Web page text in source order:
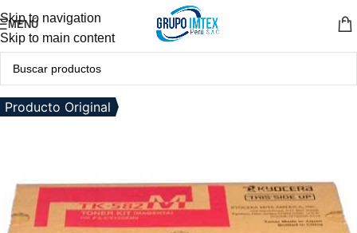
Skip to navigation
Skip to main content
MENÚ
Producto Original